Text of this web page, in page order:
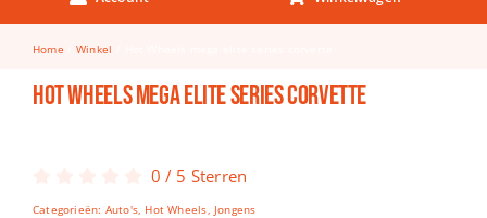
Keuken & Tafelen
Kinderfietsen
Knutselen
Spellen
Home Winkel
Hot Wheels mega elite series corvette
0 / 5 Sterren
Categorieën: Auto's, Hot Wheels, Jongens